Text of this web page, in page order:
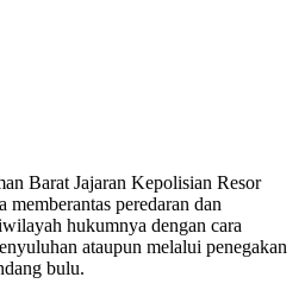
Barat Jajaran Kepolisian Resor
memberantas peredaran dan
hukumnya dengan cara
ataupun melalui penegakan
bulu.